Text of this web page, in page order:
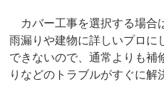
カバー工事を選択する場合
雨漏りや建物に詳しいプロに
できないので、通常よりも
りなどのトラブルがすぐに解